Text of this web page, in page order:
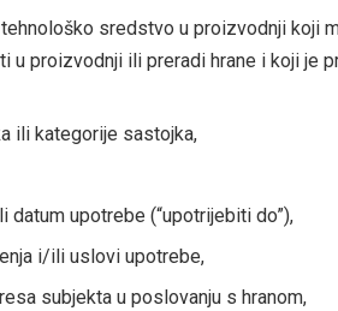
sredstvo u proizvodnji koji
u proizvodnji ili preradi hrane i koji je
ili kategorije sastojka,
datum upotrebe (“upotrijebiti do”),
i/ili uslovi upotrebe,
subjekta u poslovanju s hranom,